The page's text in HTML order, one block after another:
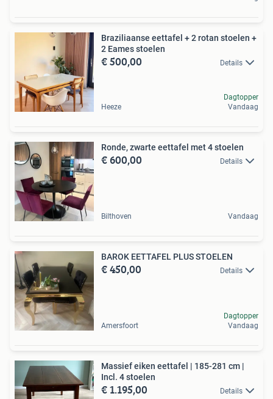
Braziliaanse eettafel + 2 rotan stoelen +
2 Eames stoelen
€ 500,00 Details
Heeze
Dagtopper
Vandaag
Ronde, zwarte eettafel met 4 stoelen
€ 600,00 Details
Bilthoven Vandaag
BAROK EETTAFEL PLUS STOELEN
€ 450,00 Details
Amersfoort
Dagtopper
Vandaag
Massief eiken eettafel | 185-281 cm |
Incl. 4 stoelen
€ 1.195,00 Details